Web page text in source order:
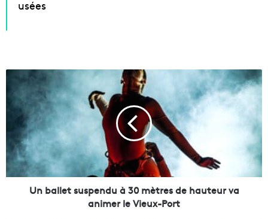
usées
U
e
t
s
Un ballet suspendu à 30 mètres de hauteur va
animer le Vieux-Port